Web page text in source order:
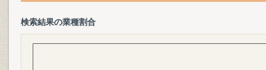
検索結果の業種割合